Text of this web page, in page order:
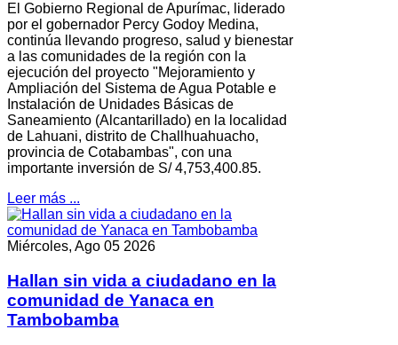
El Gobierno Regional de Apurímac, liderado
por el gobernador Percy Godoy Medina,
continúa llevando progreso, salud y bienestar
a las comunidades de la región con la
ejecución del proyecto "Mejoramiento y
Ampliación del Sistema de Agua Potable e
Instalación de Unidades Básicas de
Saneamiento (Alcantarillado) en la localidad
de Lahuani, distrito de Challhuahuacho,
provincia de Cotabambas", con una
importante inversión de S/ 4,753,400.85.
Leer más ...
Miércoles, Ago 05 2026
Hallan sin vida a ciudadano en la
comunidad de Yanaca en
Tambobamba